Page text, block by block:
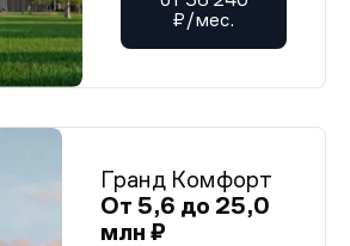
₽/мес.
Гранд Комфорт
От 5,6 до 25,0
млн ₽